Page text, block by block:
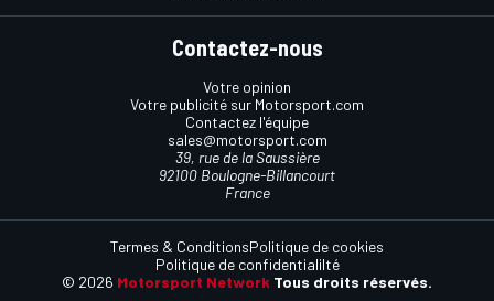
Contactez-nous
Votre opinion
Votre publicité sur Motorsport.com
Contactez l'équipe
sales@motorsport.com
39, rue de la Saussière
92100 Boulogne-Billancourt
France
© 2026 Motorsport Network Tous droits réservés.
Termes & ConditionsPolitique de cookies
Politique de confidentialilté